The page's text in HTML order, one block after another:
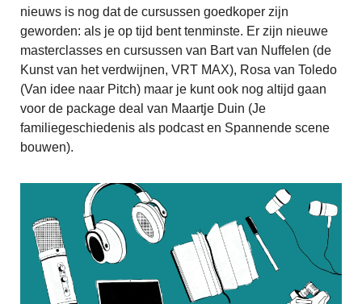
nieuws is nog dat de cursussen goedkoper zijn
geworden: als je op tijd bent tenminste. Er zijn nieuwe
masterclasses en cursussen van Bart van Nuffelen (de
Kunst van het verdwijnen, VRT MAX), Rosa van Toledo
(Van idee naar Pitch) maar je kunt ook nog altijd gaan
voor de package deal van Maartje Duin (Je
familiegeschiedenis als podcast en Spannende scene
bouwen).